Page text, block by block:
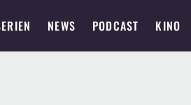
NEWS PODCAST KINO